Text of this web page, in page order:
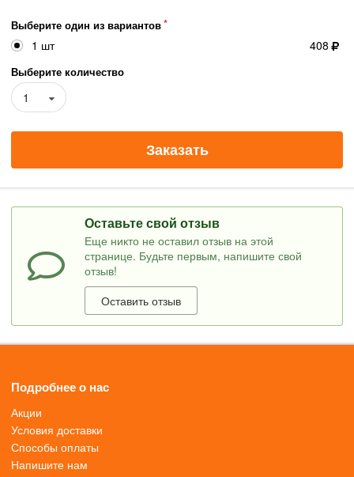
Выберите один из вариантов
1 шт 408
Выберите количество
1
Заказать
Оставьте свой отзыв
Еще никто не оставил отзыв на этой
странице. Будьте первым, напишите свой
отзыв!
Оставить отзыв
Подробнее о нас
Акции
Условия доставки
Способы оплаты
Напишите нам